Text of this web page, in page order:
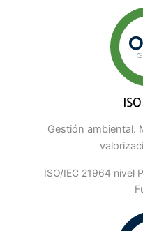
Gestión ambiental.
ISO/IEC 21964 nivel